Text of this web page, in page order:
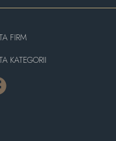
FIRM
KATEGORII